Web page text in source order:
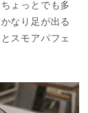
ょっとでも多
なり足が出る
スモアパフェ